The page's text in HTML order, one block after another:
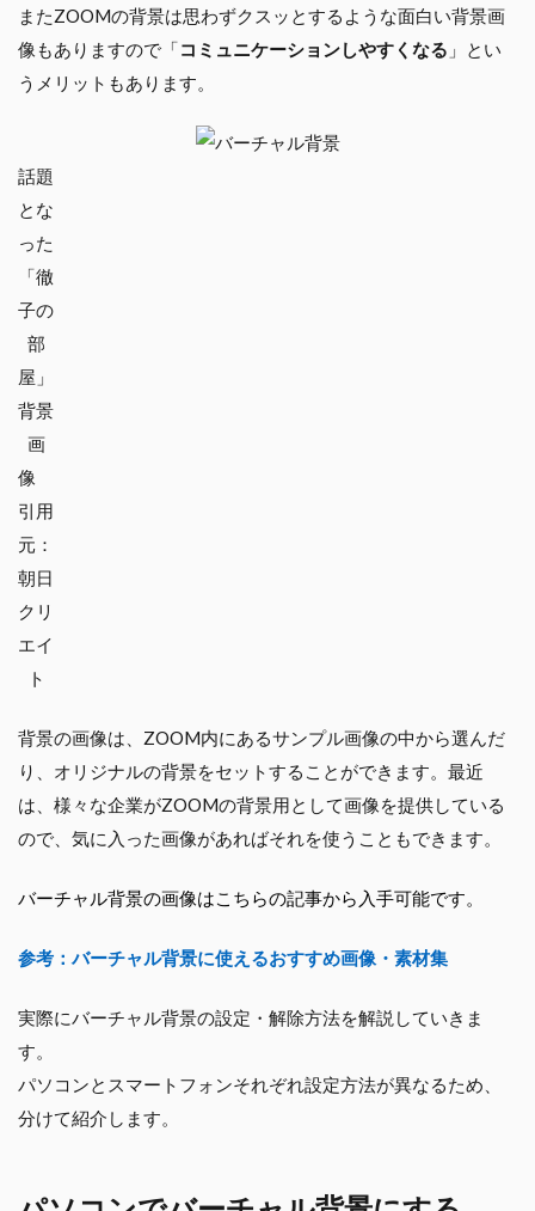
またZOOMの背景は思わずクスッとするような面白い背景画
像もありますので「コミュニケーションしやすくなる 」とい
うメリットもあります。
話題
とな
った
「徹
子の
部
屋」
背景
画
像
引用
元：
朝日
クリ
エイ
ト
背景の画像は、ZOOM内にあるサンプル画像の中から選んだ
り、オリジナルの背景をセットすることができます。最近
は、様々な企業がZOOMの背景用として画像を提供している
ので、気に入った画像があればそれを使うこともできます。
バーチャル背景の画像はこちらの記事から入手可能です。
参考：バーチャル背景に使えるおすすめ画像・素材集
実際にバーチャル背景の設定・解除方法を解説していきま
す。
パソコンとスマートフォンそれぞれ設定方法が異なるため、
分けて紹介します。